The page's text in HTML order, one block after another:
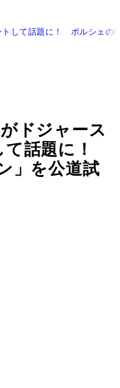
トして話題に！ ポルシェの
ドジャース
て話題に！
」を公道試